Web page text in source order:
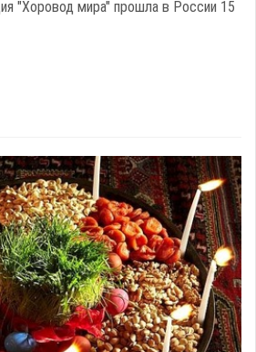
"Хоровод мира" прошла в России 15